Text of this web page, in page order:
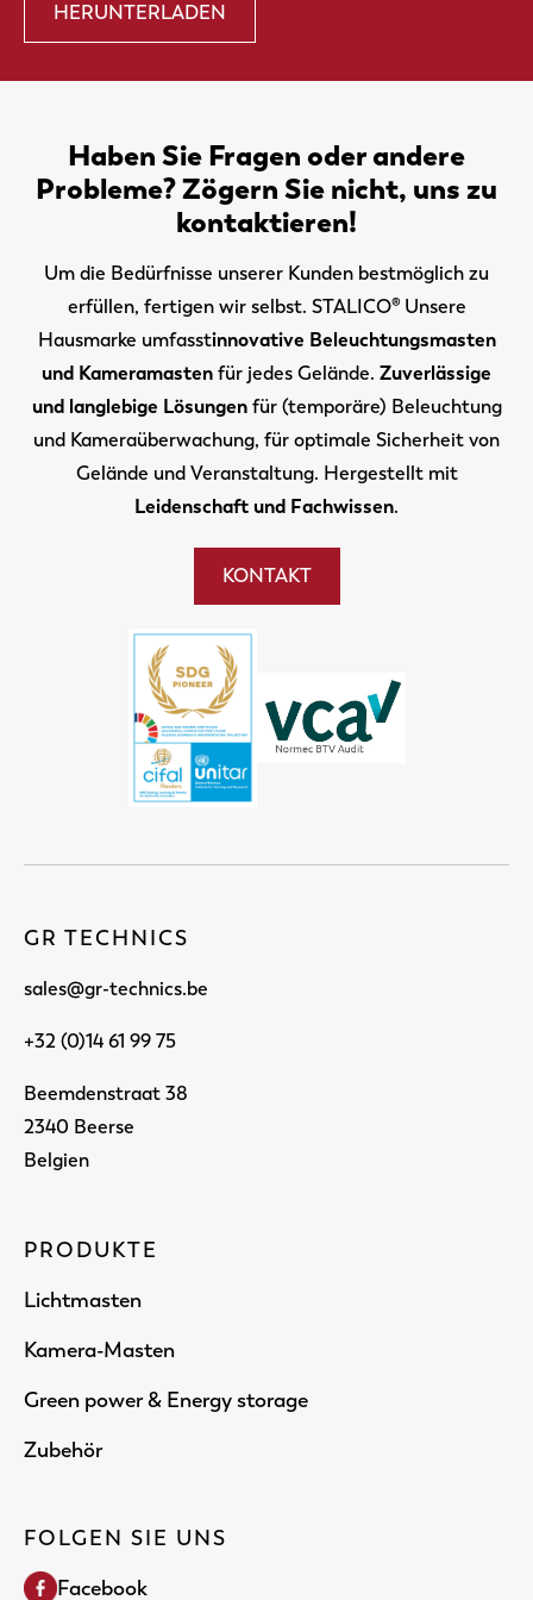
HERUNTERLADEN
Haben Sie Fragen oder andere
Probleme? Zögern Sie nicht, uns zu
kontaktieren!
Um die Bedürfnisse unserer Kunden bestmöglich zu
erfüllen, fertigen wir selbst. STALICO® Unsere
Hausmarke umfasstinnovative Beleuchtungsmasten
und Kameramasten für jedes Gelände. Zuverlässige
und langlebige Lösungenfür (temporäre) Beleuchtung
und Kameraüberwachung, für optimale Sicherheit von
Gelände und Veranstaltung. Hergestellt mit
Leidenschaft und Fachwissen.
KONTAKT
GR TECHNICS
sales@gr-technics.be
+32 (0)14 61 99 75
Beemdenstraat 38
2340 Beerse
Belgien
PRODUKTE
Lichtmasten
Kamera-Masten
Green power & Energy storage
Zubehör
FOLGEN SIE UNS
Facebook